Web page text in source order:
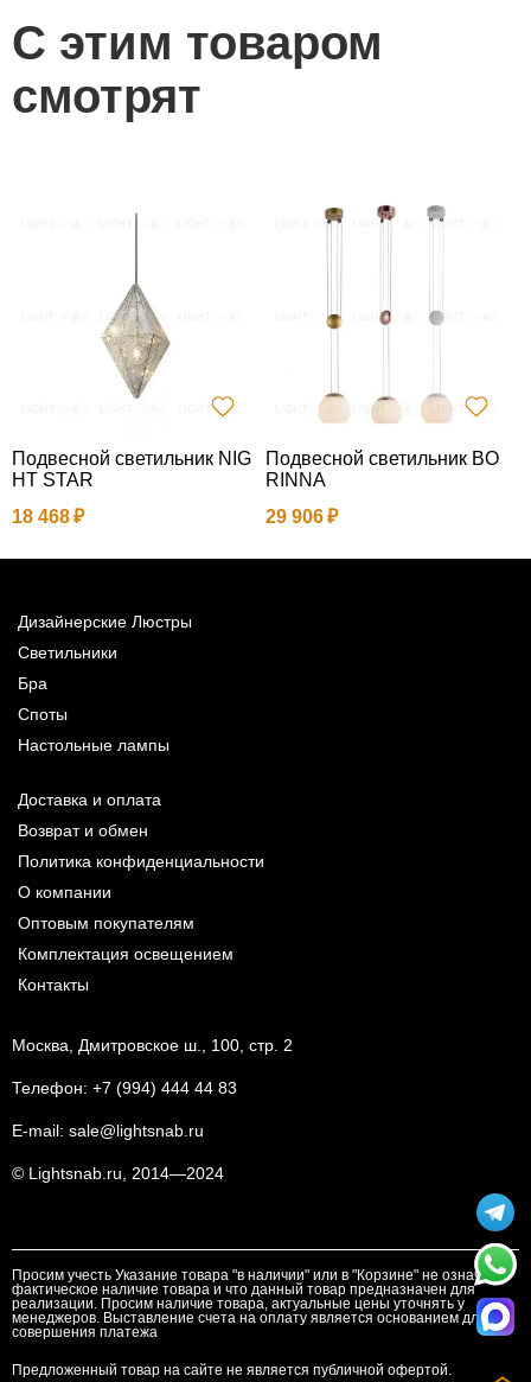
С этим товаром
смотрят
Подвесной светильник NIG
HT STAR
18 468
Подвесной светильник BO
RINNA
29 906
Дизайнерские Люстры
Светильники
Бра
Споты
Настольные лампы
Доставка и оплата
Возврат и обмен
Политика конфиденциальности
О компании
Оптовым покупателям
Комплектация освещением
Контакты
Москва, Дмитровское ш., 100, стр. 2
Телефон: +7 (994) 444 44 83
E-mail: sale@lightsnab.ru
© Lightsnab.ru, 2014—2024
Просим учесть Указание товара "в наличии" или в "Корзине" не означает
фактическое наличие товара и что данный товар предназначен для
реализации. Просим наличие товара, актуальные цены уточнять у
менеджеров. Выставление счета на оплату является основанием для
совершения платежа
Предложенный товар на сайте не является публичной офертой.